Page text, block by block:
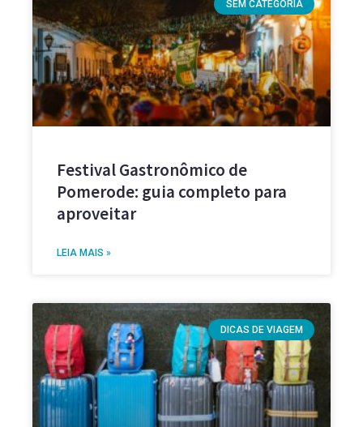
SEM CATEGORIA
Festival Gastronômico de
Pomerode: guia completo para
aproveitar
LEIA MAIS »
DICAS DE VIAGEM